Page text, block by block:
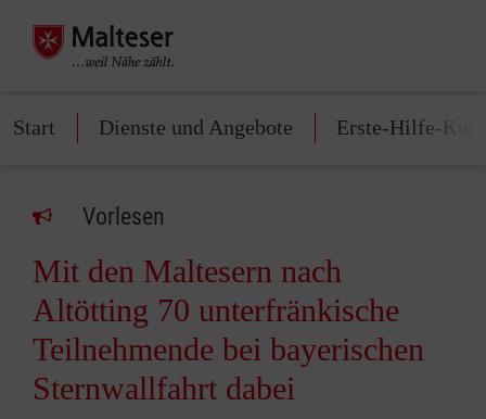
Start Dienste und Angebote Erste-Hilfe-
Vorlesen
Mit den Maltesern nach
Altötting 70 unterfränkische
Teilnehmende bei bayerischen
Sternwallfahrt dabei